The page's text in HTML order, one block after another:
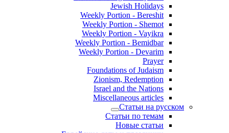
Jewish Holidays
Weekly Portion - Bereshit
Weekly Portion - Shemot
Weekly Portion - Vayikra
Weekly Portion - Bemidbar
Weekly Portion - Devarim
Prayer
Foundations of Judaism
Zionism, Redemption
Israel and the Nations
Miscellaneous articles
Статьи на русском
Статьи по темам
Новые статьи